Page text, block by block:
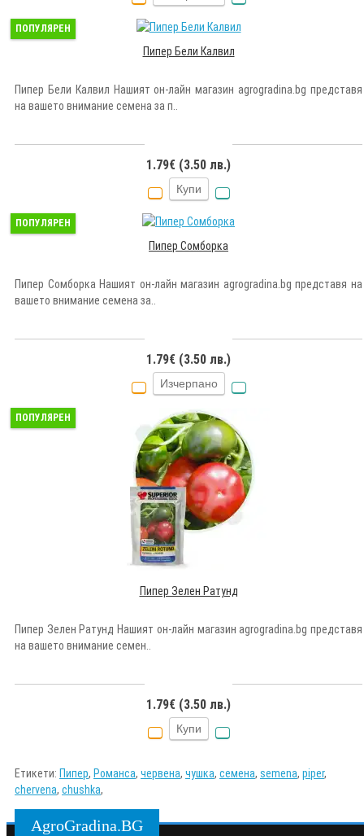
ПОПУЛЯРЕН
Пипер Бели Калвил
Пипер Бели Калвил Нашият он-лайн магазин agrogradina.bg представя
на вашето внимание семена за п..
1.79€ (3.50 лв.)
Купи
ПОПУЛЯРЕН
Пипер Сомборка
Пипер Сомборка Нашият он-лайн магазин agrogradina.bg представя на
вашето внимание семена за..
1.79€ (3.50 лв.)
Изчерпано
ПОПУЛЯРЕН
Пипер Зелен Ратунд
Пипер Зелен Ратунд Нашият он-лайн магазин agrogradina.bg представя
на вашето внимание семен..
1.79€ (3.50 лв.)
Купи
Етикети: Пипер, Романса, червена, чушка, семена, semena, piper,
chervena, chushka,
AgroGradina.BG